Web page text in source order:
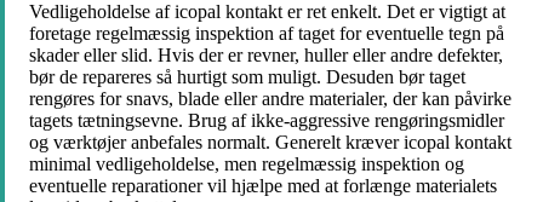
Vedligeholdelse af icopal kontakt er ret enkelt. Det er vigtigt at
foretage regelmæssig inspektion af taget for eventuelle tegn på
skader eller slid. Hvis der er revner, huller eller andre defekter,
bør de repareres så hurtigt som muligt. Desuden bør taget
rengøres for snavs, blade eller andre materialer, der kan påvirke
tagets tætningsevne. Brug af ikke-aggressive rengøringsmidler
og værktøjer anbefales normalt. Generelt kræver icopal kontakt
minimal vedligeholdelse, men regelmæssig inspektion og
eventuelle reparationer vil hjælpe med at forlænge materialets